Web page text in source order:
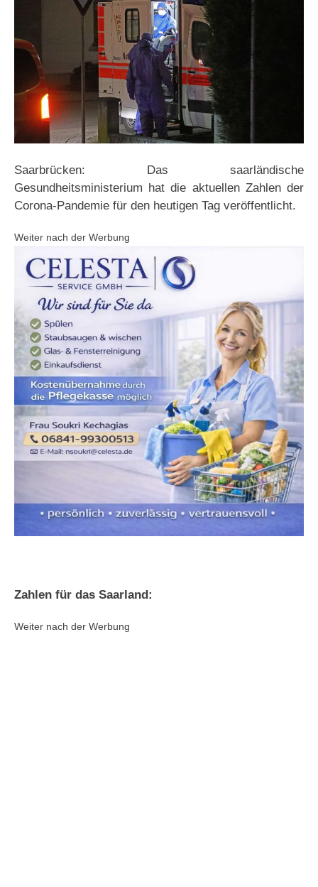
Saarbrücken: Das saarländische
Gesundheitsministerium hat die aktuellen Zahlen der
Corona-Pandemie für den heutigen Tag veröffentlicht.
Weiter nach der Werbung
Zahlen für das Saarland:
Weiter nach der Werbung